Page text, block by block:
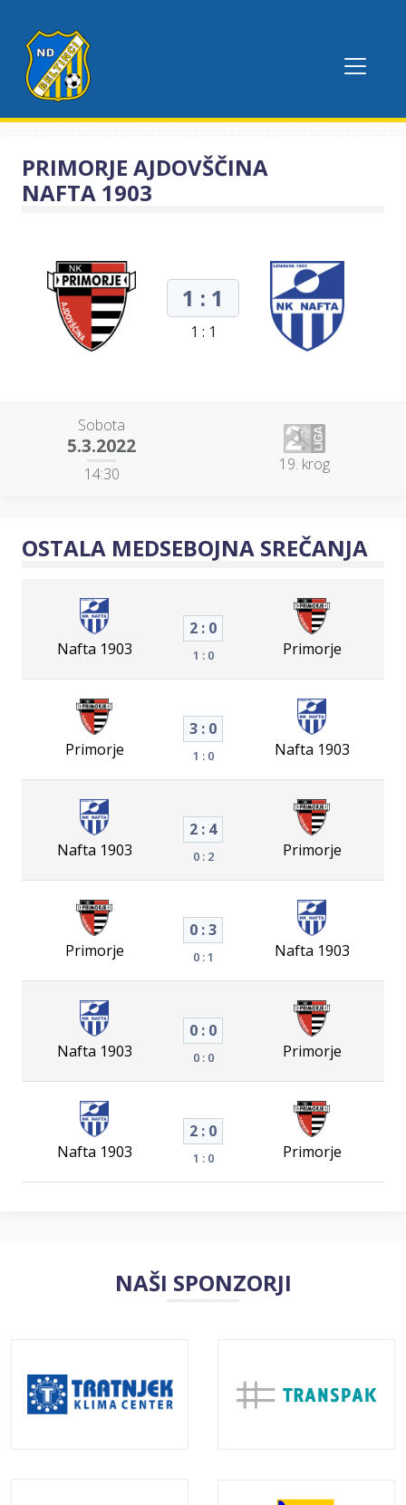
PRIMORJE AJDOVŠČINA
NAFTA 1903
1 : 1
1 : 1
Sobota
5.3.2022
14:30 19. krog
OSTALA MEDSEBOJNA SREČANJA
Nafta 1903
2 : 0
1 : 0 Primorje
Primorje
3 : 0
1 : 0 Nafta 1903
Nafta 1903
2 : 4
0 : 2 Primorje
Primorje
0 : 3
0 : 1 Nafta 1903
Nafta 1903
0 : 0
0 : 0 Primorje
Nafta 1903
2 : 0
1 : 0 Primorje
NAŠI SPONZORJI